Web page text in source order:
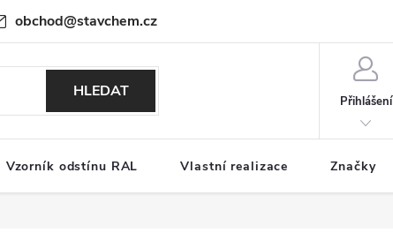
obchod@stavchem.cz
HLEDAT
Přihlášení
Vzorník odstínu RAL Vlastní realizace Značky